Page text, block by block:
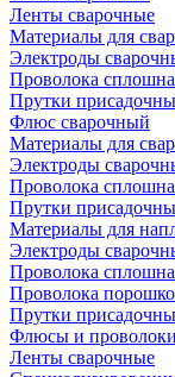
Ленты сварочные
Материалы для
Электроды
Проволока
Прутки
Флюс сварочный
Материалы для
Электроды
Проволока
Прутки
Материалы для
Электроды
Проволока
Проволока
Прутки
Флюсы и проволоки
Ленты сварочные